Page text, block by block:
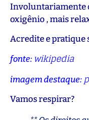
Involuntariamente
oxigênio , mais
Acredite e pratique
fonte: wikipedia
imagem destaque:
Vamos respirar?